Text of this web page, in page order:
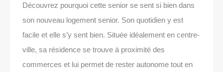
Découvrez pourquoi cette senior se sent si bien dans
son nouveau logement senior. Son quotidien y est
facile et elle s’y sent bien. Située idéalement en centre-
ville, sa résidence se trouve à proximité des
commerces et lui permet de rester autonome tout en